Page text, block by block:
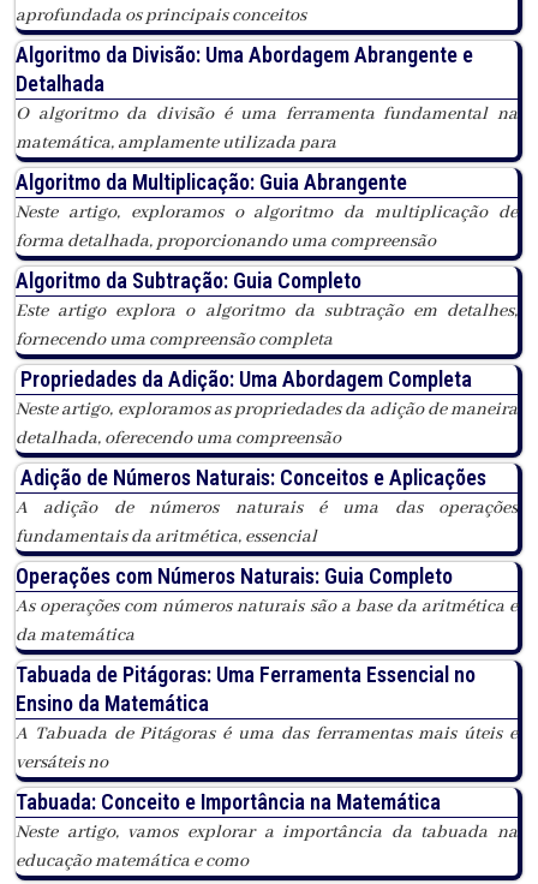
aprofundada os principais conceitos
Algoritmo da Divisão: Uma Abordagem Abrangente e
Detalhada
O algoritmo da divisão é uma ferramenta fundamental na
matemática, amplamente utilizada para
Algoritmo da Multiplicação: Guia Abrangente
Neste artigo, exploramos o algoritmo da multiplicação de
forma detalhada, proporcionando uma compreensão
Algoritmo da Subtração: Guia Completo
Este artigo explora o algoritmo da subtração em detalhes,
fornecendo uma compreensão completa
Propriedades da Adição: Uma Abordagem Completa
Neste artigo, exploramos as propriedades da adição de maneira
detalhada, oferecendo uma compreensão
Adição de Números Naturais: Conceitos e Aplicações
A adição de números naturais é uma das operações
fundamentais da aritmética, essencial
Operações com Números Naturais: Guia Completo
As operações com números naturais são a base da aritmética e
da matemática
Tabuada de Pitágoras: Uma Ferramenta Essencial no
Ensino da Matemática
A Tabuada de Pitágoras é uma das ferramentas mais úteis e
versáteis no
Tabuada: Conceito e Importância na Matemática
Neste artigo, vamos explorar a importância da tabuada na
educação matemática e como